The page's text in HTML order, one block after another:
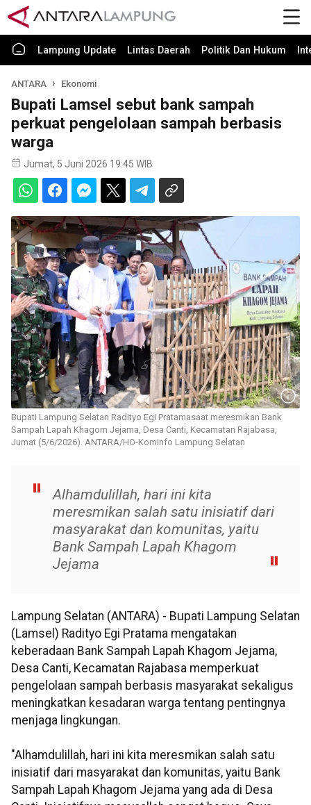
Lampung Update Lintas Daerah Politik Dan Hukum
ANTARA Ekonomi
Bupati Lamsel sebut bank sampah
perkuat pengelolaan sampah berbasis
warga
Jumat, 5 Juni 2026 19:45 WIB
Bupati Lampung Selatan Radityo Egi Pratamasaat meresmikan Bank
Sampah Lapah Khagom Jejama, Desa Canti, Kecamatan Rajabasa,
Jumat (5/6/2026). ANTARA/HO-Kominfo Lampung Selatan
Alhamdulillah, hari ini kita
meresmikan salah satu inisiatif dari
masyarakat dan komunitas, yaitu
Bank Sampah Lapah Khagom
Jejama
Lampung Selatan (ANTARA) - Bupati Lampung Selatan
(Lamsel) Radityo Egi Pratama mengatakan
keberadaan Bank Sampah Lapah Khagom Jejama,
Desa Canti, Kecamatan Rajabasa memperkuat
pengelolaan sampah berbasis masyarakat sekaligus
meningkatkan kesadaran warga tentang pentingnya
menjaga lingkungan.
"Alhamdulillah, hari ini kita meresmikan salah satu
inisiatif dari masyarakat dan komunitas, yaitu Bank
Sampah Lapah Khagom Jejama yang ada di Desa